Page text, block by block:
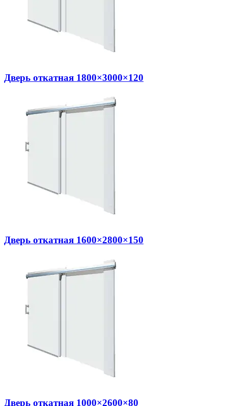
Дверь откатная 1800×3000×120
Дверь откатная 1600×2800×150
Дверь откатная 1000×2600×80